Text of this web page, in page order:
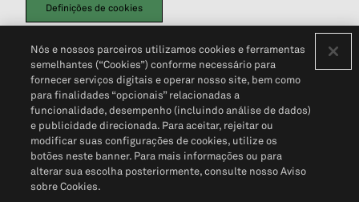
Definições de cookies
Política de PrivacidadePortal de privacidade do cliente (em inglês)
Não Venda Minhas Informações Pessoais© 2026 S&P Global
Nós e nossos parceiros utilizamos cookies e ferramentas
semelhantes (“Cookies”) conforme necessário para
fornecer serviços digitais e operar nosso site, bem como
para finalidades “opcionais” relacionadas a
funcionalidade, desempenho (incluindo análise de dados)
e publicidade direcionada. Para aceitar, rejeitar ou
modificar suas configurações de cookies, utilize os
botões neste banner. Para mais informações ou para
alterar sua escolha posteriormente, consulte nosso Aviso
sobre Cookies.